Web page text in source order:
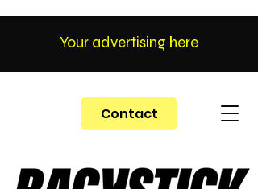
Contact
Your advertising here